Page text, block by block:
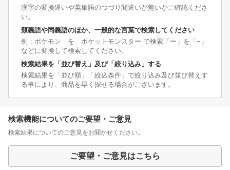
漢字の変換違いや英単語のつづり間違いが無いかご確認くださ
い。
類義語や同義語のほか、一般的な言葉で検索してください
例：ポケモン を ポケットモンスター で検索「ー」を「−」
などに変換して検索してください。
検索結果を「並び替え」及び「絞り込み」する
検索結果を「並び順」「絞込条件」で絞り込み及び並び替えす
る事により、商品を早く探せる場合がございます。
検索機能についてのご要望・ご意見
検索結果についてのご意見をお聞かせください。
ご要望・ご意見はこちら